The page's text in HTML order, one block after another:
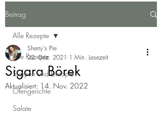
Beitrag
Alle Rezepte
Suppen und Eintöpfe
Ofengerichte
Salate
Alle Rezepte
Sigara Börek
Sherry's Pie
22. Dez. 2021 1 Min. Lesezeit
Aktualisiert: 14. Nov. 2022